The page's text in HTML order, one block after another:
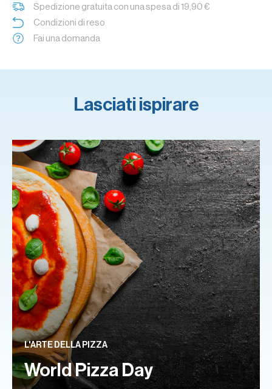
Spedizione gratuita con una spesa di 19,90 €
Condizioni di reso
Fai una domanda
Lasciati ispirare
L'ARTE DELLA PIZZA
World Pizza Day